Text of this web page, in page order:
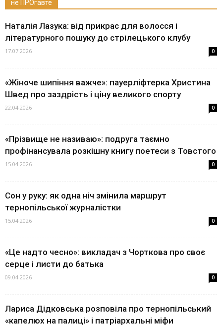
не ПРОгавте
Наталія Лазука: від прикрас для волосся і
літературного пошуку до стрілецького клубу
17.07.2026 0
«Жіноче шипіння важче»: пауерліфтерка Христина
Швед про заздрість і ціну великого спорту
22.04.2026 0
«Прізвище не називаю»: подруга таємно
профінансувала розкішну книгу поетеси з Товстого
15.04.2026 0
Сон у руку: як одна ніч змінила маршрут
тернопільської журналістки
15.04.2026 0
«Це надто чесно»: викладач з Чорткова про своє
серце і листи до батька
09.04.2026 0
Лариса Дідковська розповіла про тернопільський
«капелюх на палиці» і патріархальні міфи